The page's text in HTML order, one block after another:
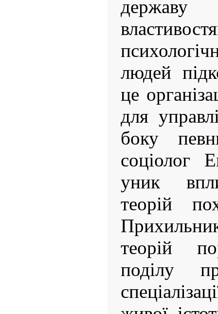
людей
це
для
боку
соціолог
уник
теорій
теорій
поділу